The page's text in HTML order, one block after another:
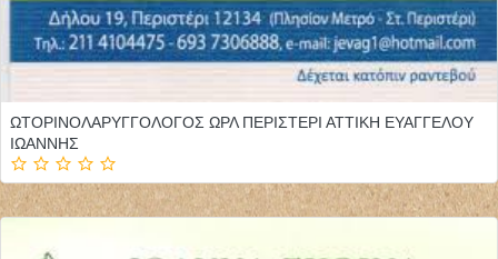
ΩΤΟΡΙΝΟΛΑΡΥΓΓΟΛΟΓΟΣ ΩΡΛ ΠΕΡΙΣΤΕΡΙ ΑΤΤΙΚΗ ΕΥΑΓΓΕΛΟΥ
ΙΩΑΝΝΗΣ